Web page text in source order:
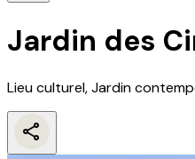
Jardin des
Lieu culturel, Jardin